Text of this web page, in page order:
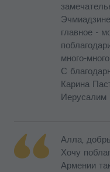
главное -
много-
С
Карина
Иерусалим
Алла,
Хочу
Армении